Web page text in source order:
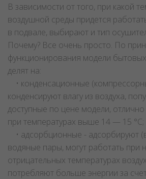
В зависимости от того, при какой
воздушной среды придется
в подвале, выбирают и тип
Почему? Все очень просто. По
функционирования модели
делят на:
• конденсационные
конденсируют влагу из воздуха,
доступные по цене модели,
при температурах выше 14 — 15 °C;
• адсорбционные - адсорбируют
водяные пары, могут работать при
отрицательных температурах
потребляют больше энергии за